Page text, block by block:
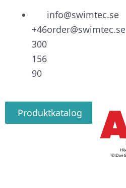
+46
300
156
90
info@swimtec.se
order@swimtec.se
Produktkatalog